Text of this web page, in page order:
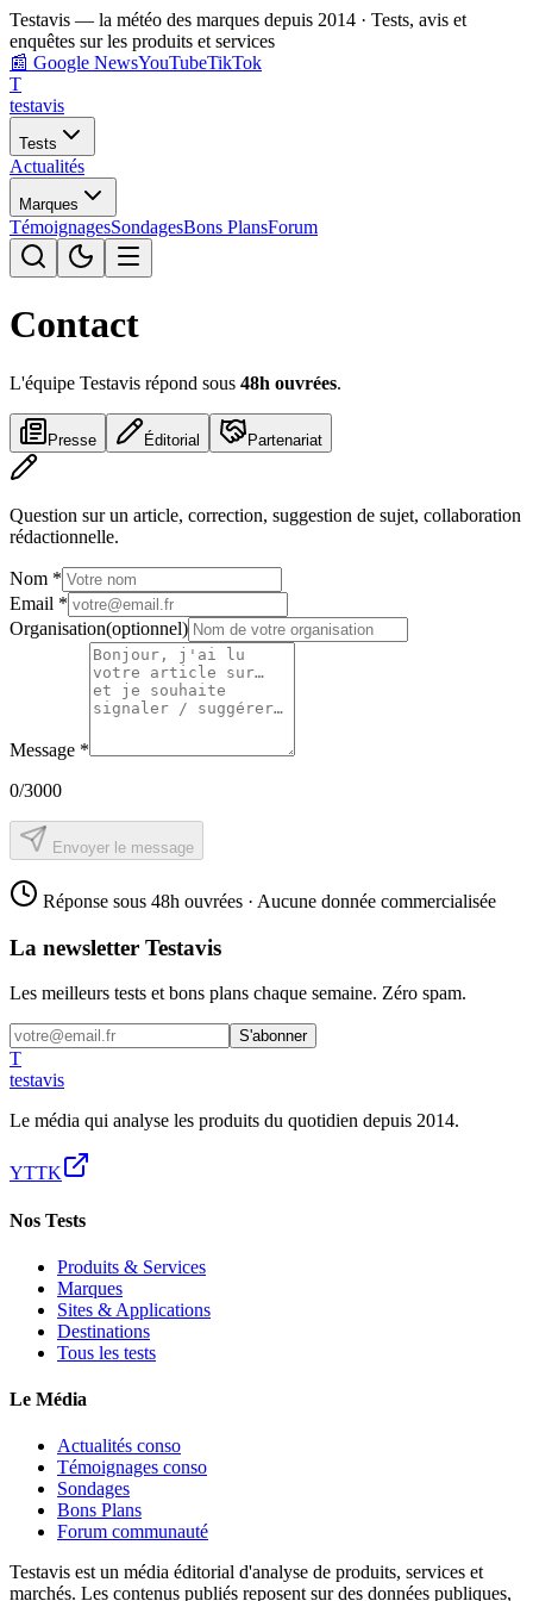
Testavis — la météo des marques depuis 2014 · Tests, avis et
enquêtes sur les produits et services
📰 Google NewsYouTubeTikTok
T
testavis
Tests
Actualités
Marques
TémoignagesSondagesBons PlansForum
Contact
L'équipe Testavis répond sous 48h ouvrées.
Presse Éditorial Partenariat
Question sur un article, correction, suggestion de sujet, collaboration
rédactionnelle.
Nom *
Email *
Organisation(optionnel)
Message *
0/3000
Envoyer le message
Réponse sous 48h ouvrées · Aucune donnée commercialisée
La newsletter Testavis
Les meilleurs tests et bons plans chaque semaine. Zéro spam.
S'abonner
T
testavis
Le média qui analyse les produits du quotidien depuis 2014.
YTTK
Nos Tests
Produits & Services
Marques
Sites & Applications
Destinations
Tous les tests
Le Média
Actualités conso
Témoignages conso
Sondages
Bons Plans
Forum communauté
Testavis est un média éditorial d'analyse de produits, services et
marchés. Les contenus publiés reposent sur des données publiques,